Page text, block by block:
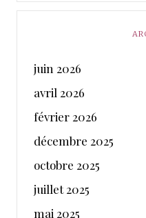
juin 2026
avril 2026
février 2026
décembre 2025
octobre 2025
juillet 2025
mai 2025